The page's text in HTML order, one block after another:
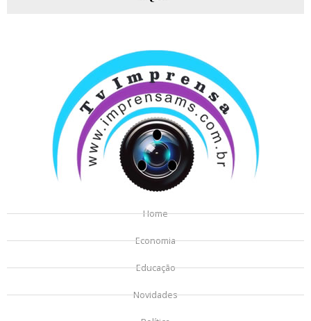
Home
Economia
Educação
Novidades